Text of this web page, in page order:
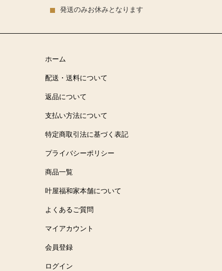
発送のみお休みとなります
ホーム
配送・送料について
返品について
支払い方法について
特定商取引法に基づく表記
プライバシーポリシー
商品一覧
叶屋福和家本舗について
よくあるご質問
マイアカウント
会員登録
ログイン